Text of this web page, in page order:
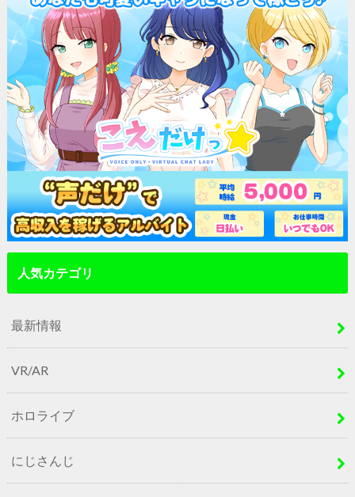
人気カテゴリ
最新情報
VR/AR
ホロライブ
にじさんじ